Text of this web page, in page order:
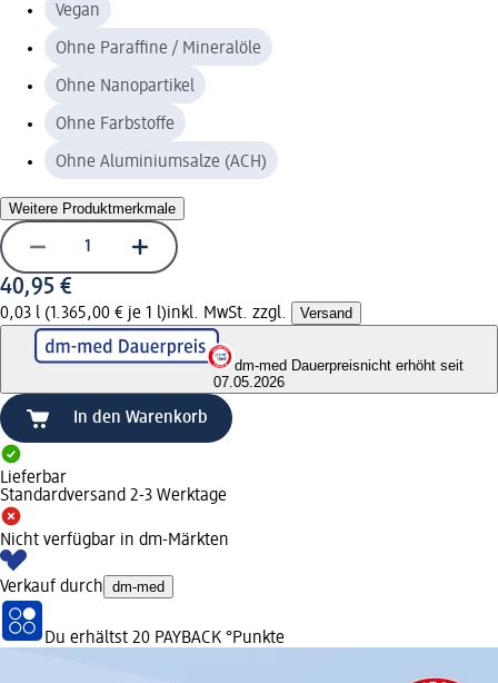
Vegan
Ohne Paraffine / Mineralöle
Ohne Nanopartikel
Ohne Farbstoffe
Ohne Aluminiumsalze (ACH)
Weitere Produktmerkmale
40,95 €
0,03 l (1.365,00 € je 1 l)inkl. MwSt. zzgl. Versand
dm-med Dauerpreisnicht erhöht seit
07.05.2026
In den Warenkorb
Lieferbar
Standardversand 2-3 Werktage
Nicht verfügbar in dm-Märkten
Verkauf durch dm-med
Du erhältst 20 PAYBACK °Punkte